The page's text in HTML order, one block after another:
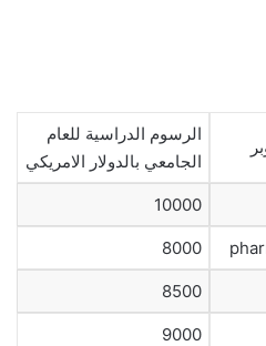
الرسوم الدراسية للعام
الجامعي بالدولار الامريكي
10000
8000
8500
9000